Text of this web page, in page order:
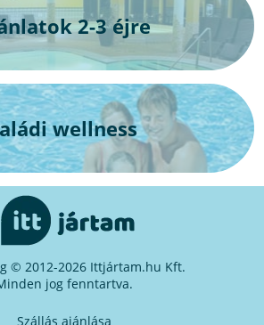
2-3 éjre
wellness
© 2012-2026 Ittjártam.hu Kft.
jog fenntartva.
Szállás ajánlása